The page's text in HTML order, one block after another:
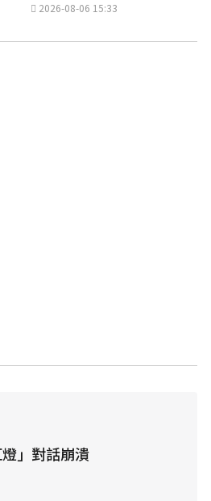
2026-08-06 15:33
」對話崩潰